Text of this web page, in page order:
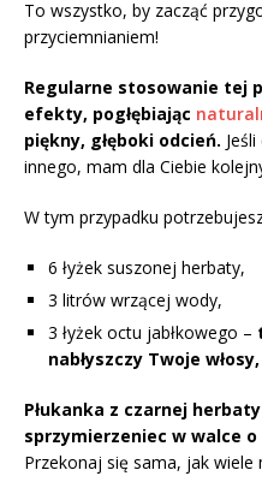
To wszystko, by zacząć
przyciemnianiem!
Regularne stosowanie tej
efekty, pogłębiając
piękny, głęboki odcień.
innego, mam dla Ciebie
W tym przypadku
6 łyżek suszonej herbaty,
3 litrów wrzącej wody,
3 łyżek octu jabłkowego –
nabłyszczy Twoje
Płukanka z czarnej
sprzymierzeniec w walce o
Przekonaj się sama, jak wiele